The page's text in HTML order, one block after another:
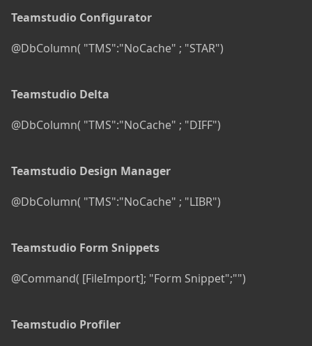
Teamstudio Configurator
@DbColumn( "TMS":"NoCache" ; "STAR")
Teamstudio Delta
@DbColumn( "TMS":"NoCache" ; "DIFF")
Teamstudio Design Manager
@DbColumn( "TMS":"NoCache" ; "LIBR")
Teamstudio Form Snippets
@Command( [FileImport]; "Form Snippet";"")
Teamstudio Profiler